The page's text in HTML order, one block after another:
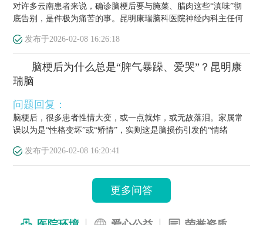
对许多云南患者来说，确诊脑梗后要与腌菜、腊肉这些“滇味”彻
底告别，是件极为痛苦的事。昆明康瑞脑科医院神经内科主任何
发布于2026-02-08 16:26:18
脑梗后为什么总是“脾气暴躁、爱哭”？昆明康
瑞脑
问题回复：
脑梗后，很多患者性情大变，或一点就炸，或无故落泪。家属常
误以为是“性格变坏”或“矫情”，实则这是脑损伤引发的“情绪
发布于2026-02-08 16:20:41
更多问答